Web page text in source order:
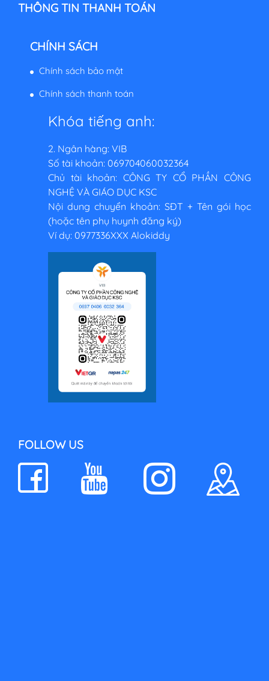
THÔNG TIN THANH TOÁN
CHÍNH SÁCH
Chính sách bảo mật
Chính sách thanh toán
Khóa tiếng anh:
2. Ngân hàng: VIB
Số tài khoản: 069704060032364
Chủ tài khoản: CÔNG TY CỔ PHẦN CÔNG
NGHỆ VÀ GIÁO DỤC KSC
Nội dung chuyển khoản: SĐT + Tên gói học
(hoặc tên phụ huynh đăng ký)
Ví dụ: 0977336XXX Alokiddy
FOLLOW US